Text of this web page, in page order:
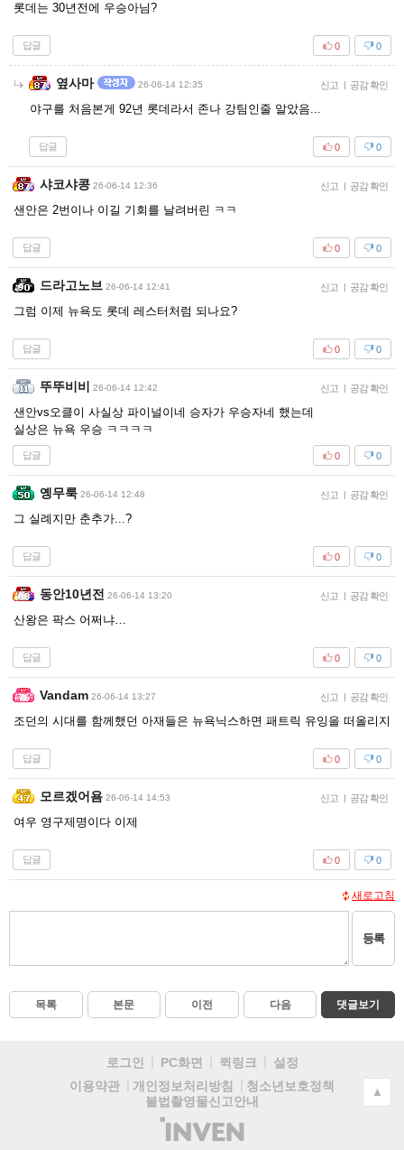
롯데는 30년전에 우승아님?
답글 0
0
옆사마 26-06-14 12:35 신고 | 공감 확인
야구를 처음본게 92년 롯데라서 존나 강팀인줄 알았음...
답글 0
0
샤코샤콩 26-06-14 12:36 신고 | 공감 확인
샌안은 2번이나 이길 기회를 날려버린 ㅋㅋ
답글 0
0
드라고노브 26-06-14 12:41 신고 | 공감 확인
그럼 이제 뉴욕도 롯데 레스터처럼 되나요?
답글 0
0
뚜뚜비비 26-06-14 12:42 신고 | 공감 확인
샌안vs오클이 사실상 파이널이네 승자가 우승자네 했는데
실상은 뉴욕 우승 ㅋㅋㅋㅋ
답글 0
0
옝무룩 26-06-14 12:48 신고 | 공감 확인
그 실례지만 춘추가...?
답글 0
0
동안10년전 26-06-14 13:20 신고 | 공감 확인
산왕은 팍스 어쩌냐…
답글 0
0
Vandam 26-06-14 13:27 신고 | 공감 확인
조던의 시대를 함께했던 아재들은 뉴욕닉스하면 패트릭 유잉을 떠올리지
답글 0
0
모르겠어욤 26-06-14 14:53 신고 | 공감 확인
여우 영구제명이다 이제
답글 0
0
새로고침
등록
목록 본문 이전 다음 댓글보기
로그인 PC화면 퀵링크
설정
이용약관
개인정보처리방침
청소년보호정책
불법촬영물신고안내
(주)
인
▲